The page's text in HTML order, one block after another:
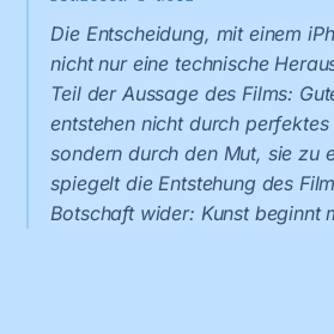
Die Entscheidung, mit einem
nicht nur eine technische
Teil der Aussage des Films:
entstehen nicht durch perfektes
sondern durch den Mut, sie zu
spiegelt die Entstehung des
Botschaft wider: Kunst beginnt